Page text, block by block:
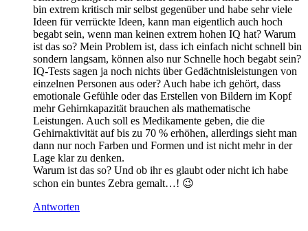
bin extrem kritisch mir selbst gegenüber und habe sehr viele
Ideen für verrückte Ideen, kann man eigentlich auch hoch
begabt sein, wenn man keinen extrem hohen IQ hat? Warum
ist das so? Mein Problem ist, dass ich einfach nicht schnell bin
sondern langsam, können also nur Schnelle hoch begabt sein?
IQ-Tests sagen ja noch nichts über Gedächtnisleistungen von
einzelnen Personen aus oder? Auch habe ich gehört, dass
emotionale Gefühle oder das Erstellen von Bildern im Kopf
mehr Gehirnkapazität brauchen als mathematische
Leistungen. Auch soll es Medikamente geben, die die
Gehirnaktivität auf bis zu 70 % erhöhen, allerdings sieht man
dann nur noch Farben und Formen und ist nicht mehr in der
Lage klar zu denken.
Warum ist das so? Und ob ihr es glaubt oder nicht ich habe
schon ein buntes Zebra gemalt…! 😉
Antworten